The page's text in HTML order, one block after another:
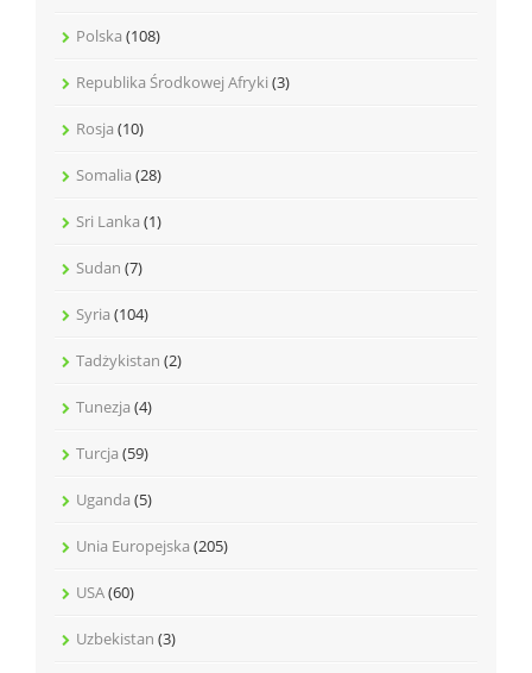
Polska (108)
Republika Środkowej Afryki (3)
Rosja (10)
Somalia (28)
Sri Lanka (1)
Sudan (7)
Syria (104)
Tadżykistan (2)
Tunezja (4)
Turcja (59)
Uganda (5)
Unia Europejska (205)
USA(60)
Uzbekistan (3)